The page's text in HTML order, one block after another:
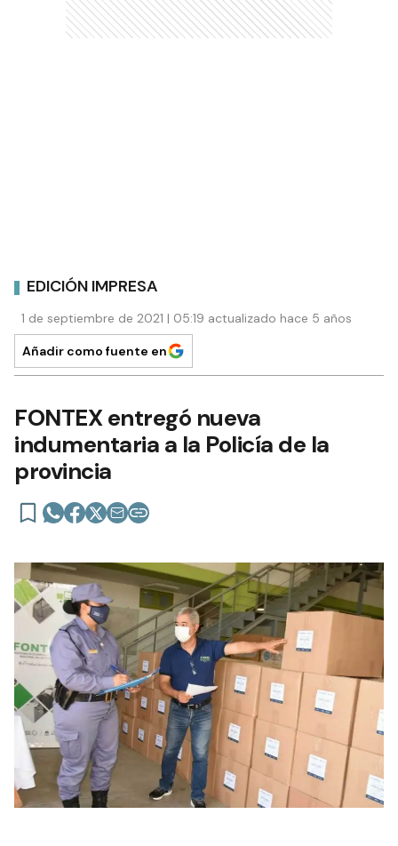
EDICIÓN IMPRESA
1 de septiembre de 2021 | 05:19 actualizado hace 5 años
Añadir como fuente en
FONTEX entregó nueva
indumentaria a la Policía de la
provincia